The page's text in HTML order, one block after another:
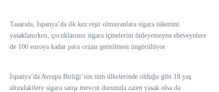
Tasarıda, İspanya’da ilk kez reşit olmayanlara sigara tüketimi
yasaklanırken, çocuklarının sigara içmelerini önleyemeyen ebeveynlere
de 100 euroya kadar para cezası getirilmesi öngörülüyor.
İspanya’da Avrupa Birliği’nin tüm ülkelerinde olduğu gibi 18 yaş
altındakilere sigara satışı mevcut durumda zaten yasak olsa da